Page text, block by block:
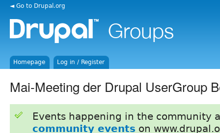
◄ Go to Drupal.org
Homepage Log in / Register
Mai-Meeting der Drupal UserGroup
Events happening in the community
community events on